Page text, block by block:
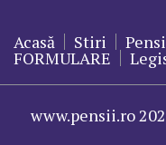
Acasă Stiri
FORMULARE
www.pensii.ro